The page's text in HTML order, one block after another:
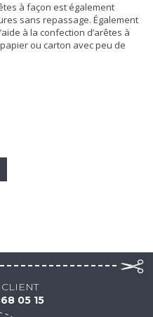
à façon est également
sans repassage. Également
à la confection d’arêtes à
ou carton avec peu de
05 15